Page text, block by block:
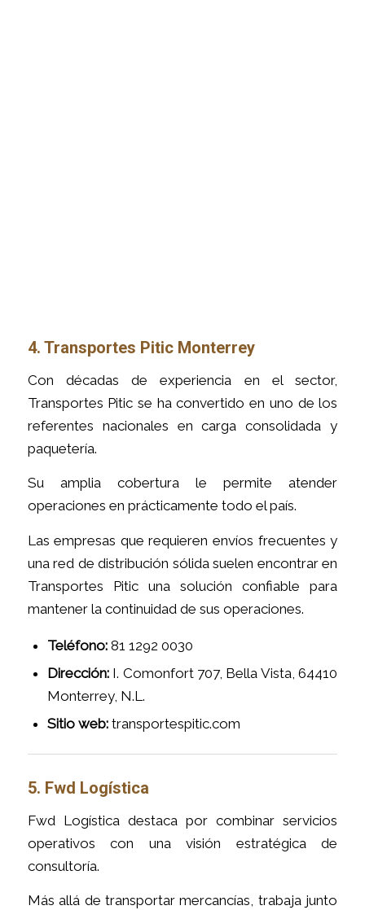
4. Transportes Pitic Monterrey
Con décadas de experiencia en el sector,
Transportes Pitic se ha convertido en uno de los
referentes nacionales en carga consolidada y
paquetería.
Su amplia cobertura le permite atender
operaciones en prácticamente todo el país.
Las empresas que requieren envíos frecuentes y
una red de distribución sólida suelen encontrar en
Transportes Pitic una solución confiable para
mantener la continuidad de sus operaciones.
Teléfono:81 1292 0030
Dirección:I. Comonfort 707, Bella Vista, 64410
Monterrey, N.L.
Sitio web:transportespitic.com
5. Fwd Logística
Fwd Logística destaca por combinar servicios
operativos con una visión estratégica de
consultoría.
Más allá de transportar mercancías, trabaja junto